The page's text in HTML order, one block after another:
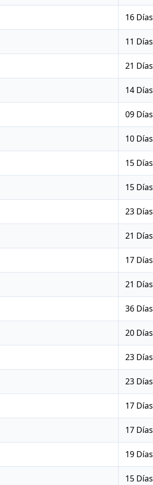
16 Días
11 Días
21 Días
14 Días
09 Días
10 Días
15 Días
15 Días
23 Días
21 Días
17 Días
21 Días
36 Días
20 Días
23 Días
23 Días
17 Días
17 Días
19 Días
15 Días